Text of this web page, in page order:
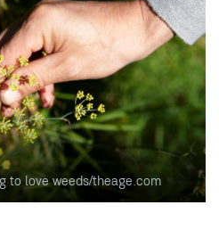
to love weeds/theage.com